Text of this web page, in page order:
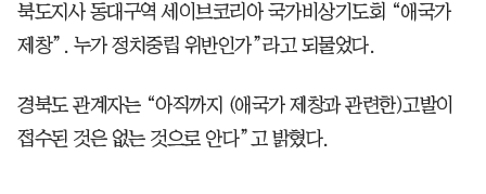
북도지사 동대구역 세이브코리아 국가비상기도회 “애국가
제창”. 누가 정치중립 위반인가”라고 되물었다.
경북도 관계자는 “아직까지 (애국가 제창과 관련한)고발이
접수된 것은 없는 것으로 안다”고 밝혔다.